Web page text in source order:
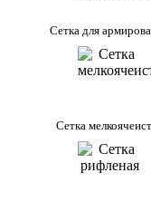
Сетка для
Сетка